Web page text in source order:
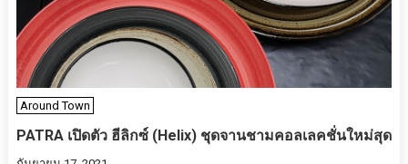
Around Town
PATRA เปิดตัว ฮีลิกซ์ (Helix) ชุดจานชามคอลเลคชั่นใหม่สุด